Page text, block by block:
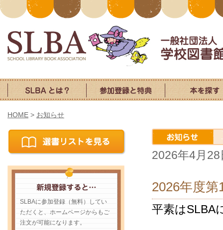
HOME > お知らせ
2026年4月28
2026年度
平素はSLBA
SLBAに参加登録（無料）してい
ただくと、ホームページからもご
注文が可能になります。